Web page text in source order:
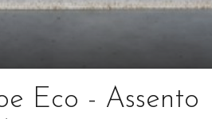
Eco - Assento